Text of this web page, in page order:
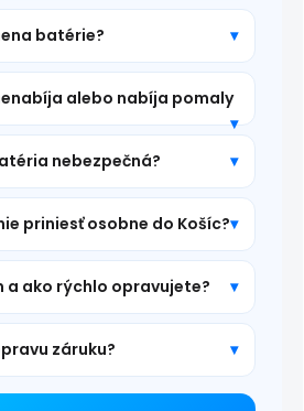
batérie?
alebo nabíja pomaly
nebezpečná?
priniesť osobne do Košíc?
a ako rýchlo opravujete?
záruku?